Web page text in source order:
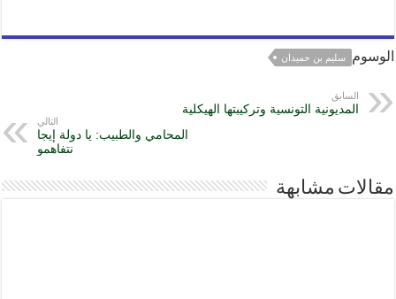
الوسوم سليم بن حميدان
السابق
المديونية التونسية وتركيبتها الهيكلية
التالي
المحامي والطبيب: يا دولة إيجا
نتفاهمو
مقالات مشابهة